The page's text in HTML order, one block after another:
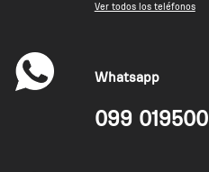
Ver todos los teléfonos
Whatsapp
099 019500